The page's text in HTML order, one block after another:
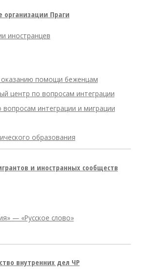
организации Праги
иностранцев
оказанию помощи беженцам
центр по вопросам интеграции
интеграции и миграции
образования
и иностранных сообществ
— «Русское слово»
внутренних дел ЧР